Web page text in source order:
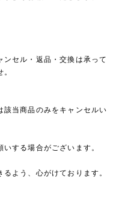
セル・返品・交換は承って
該当商品のみをキャンセルい
する場合がございます。
よう、心がけております。